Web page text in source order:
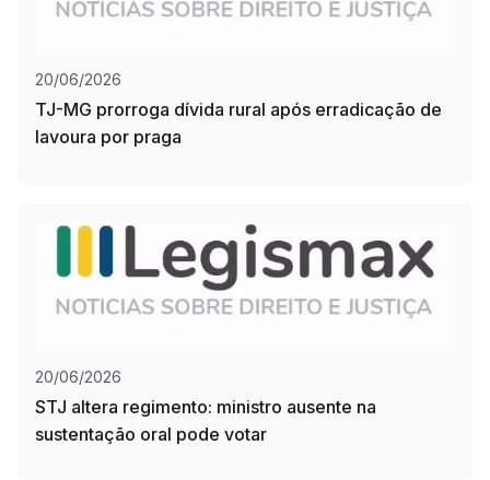
20/06/2026
TJ-MG prorroga dívida rural após erradicação de
lavoura por praga
20/06/2026
STJ altera regimento: ministro ausente na
sustentação oral pode votar